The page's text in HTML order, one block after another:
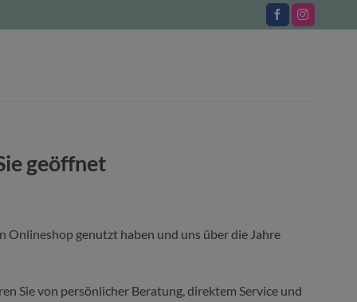
geöffnet
Onlineshop genutzt haben und uns über die Jahre
Sie von persönlicher Beratung, direktem Service und